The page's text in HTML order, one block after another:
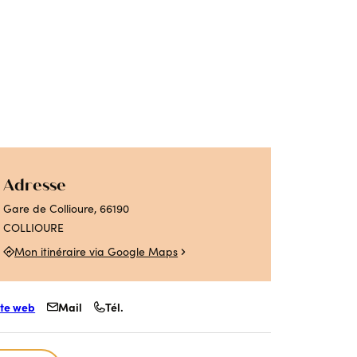
Adresse
Gare de Collioure, 66190
COLLIOURE
Mon itinéraire via Google Maps
web Mail Tél.